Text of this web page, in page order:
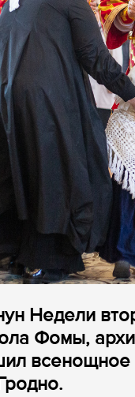
Недели
Фомы,